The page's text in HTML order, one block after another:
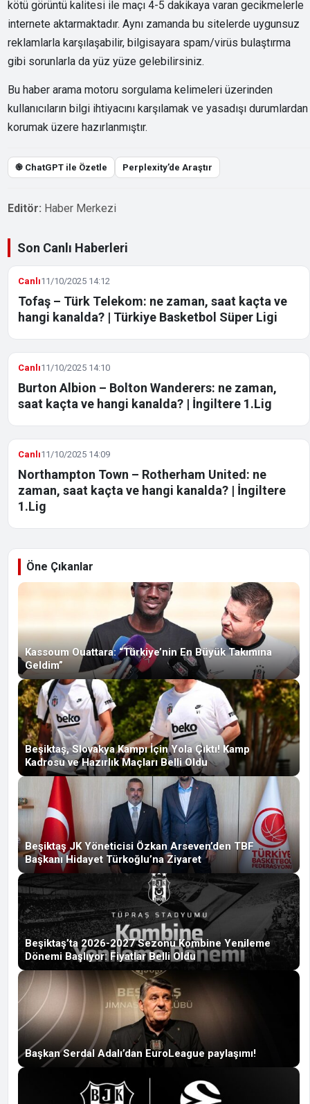
kötü görüntü kalitesi ile maçı 4-5 dakikaya varan gecikmelerle
internete aktarmaktadır. Aynı zamanda bu sitelerde uygunsuz
reklamlarla karşılaşabilir, bilgisayara spam/virüs bulaştırma
gibi sorunlarla da yüz yüze gelebilirsiniz.
Bu haber arama motoru sorgulama kelimeleri üzerinden
kullanıcıların bilgi ihtiyacını karşılamak ve yasadışı durumlardan
korumak üzere hazırlanmıştır.
֎ ChatGPT ile Özetle Perplexity’de Araştır
Editör: Haber Merkezi
Son Canlı Haberleri
Canlı11/10/2025 14:12
Tofaş – Türk Telekom: ne zaman, saat kaçta ve
hangi kanalda? | Türkiye Basketbol Süper Ligi
Canlı11/10/2025 14:10
Burton Albion – Bolton Wanderers: ne zaman,
saat kaçta ve hangi kanalda? | İngiltere 1.Lig
Canlı11/10/2025 14:09
Northampton Town – Rotherham United: ne
zaman, saat kaçta ve hangi kanalda? | İngiltere
1.Lig
Öne Çıkanlar
Kassoum Ouattara: “Türkiye’nin En Büyük Takımına
Geldim”
Beşiktaş, Slovakya Kampı İçin Yola Çıktı! Kamp
Kadrosu ve Hazırlık Maçları Belli Oldu
Beşiktaş JK Yöneticisi Özkan Arseven’den TBF
Başkanı Hidayet Türkoğlu’na Ziyaret
Beşiktaş’ta 2026-2027 Sezonu Kombine Yenileme
Dönemi Başlıyor: Fiyatlar Belli Oldu
Başkan Serdal Adalı’dan EuroLeague paylaşımı!